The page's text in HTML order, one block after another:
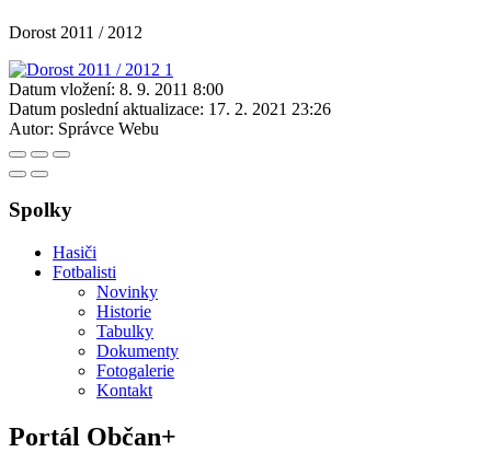
Dorost 2011 / 2012
Datum vložení: 8. 9. 2011 8:00
Datum poslední aktualizace: 17. 2. 2021 23:26
Autor: Správce Webu
Spolky
Hasiči
Fotbalisti
Novinky
Historie
Tabulky
Dokumenty
Fotogalerie
Kontakt
Portál Občan+